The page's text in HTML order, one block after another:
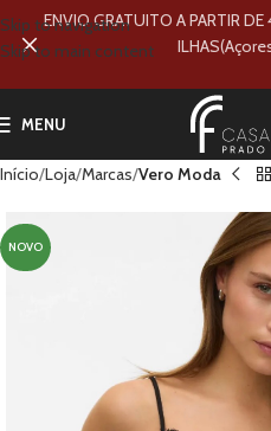
Skip to navigation
Skip to main content
MENU
Início Loja Marcas Vero Moda
NOVO
ENVIO GRATUITO A PARTIR